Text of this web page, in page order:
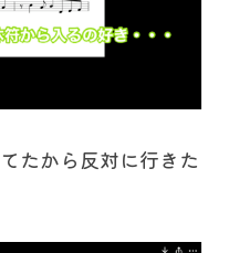
たから反対に行きた